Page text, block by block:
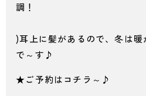
調！
)耳上に髪があるので、冬は暖
で～す♪
★ご予約はコチラ～♪